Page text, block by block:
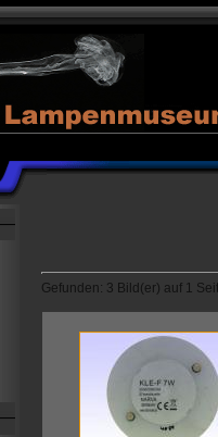
Gefunden: 3 Bild(er) auf 1